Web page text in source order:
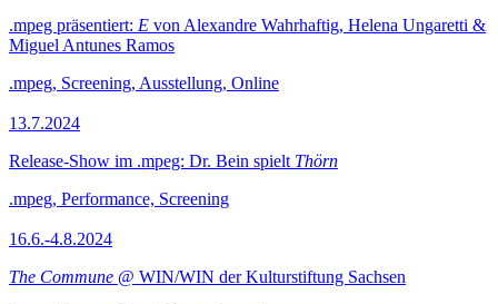
.mpeg präsentiert: E von Alexandre Wahrhaftig, Helena Ungaretti &
Miguel Antunes Ramos
.mpeg, Screening, Ausstellung, Online
13.7.2024
Release-Show im .mpeg: Dr. Bein spielt Thörn
.mpeg, Performance, Screening
16.6.-4.8.2024
The Commune @ WIN/WIN der Kulturstiftung Sachsen